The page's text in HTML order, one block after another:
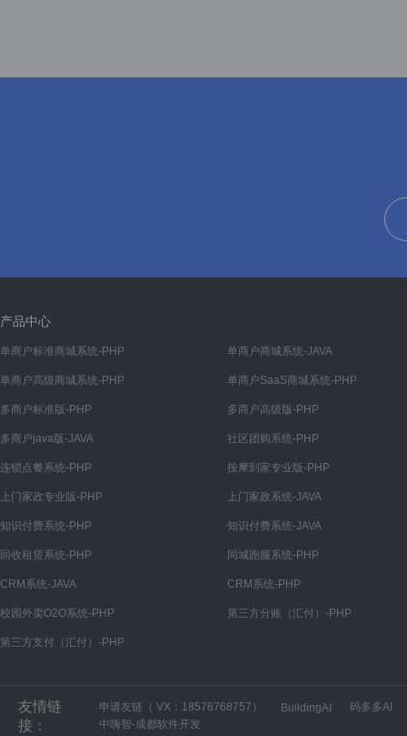
产品中心
单商户标准商城系统-PHP 单商户商城系统-JAVA
单商户高级商城系统-PHP 单商户SaaS商城系统-PHP
多商户标准版-PHP 多商户高级版-PHP
多商户java版-JAVA 社区团购系统-PHP
连锁点餐系统-PHP 按摩到家专业版-PHP
上门家政专业版-PHP 上门家政系统-JAVA
知识付费系统-PHP 知识付费系统-JAVA
回收租赁系统-PHP 同城跑腿系统-PHP
CRM系统-JAVA CRM系统-PHP
校园外卖O2O系统-PHP 第三方分账（汇付）-PHP
第三方支付（汇付）-PHP
友情链
接：
申请友链（ VX：18578768757） BuildingAI
码多多AI
中嗨智-成都软件开发